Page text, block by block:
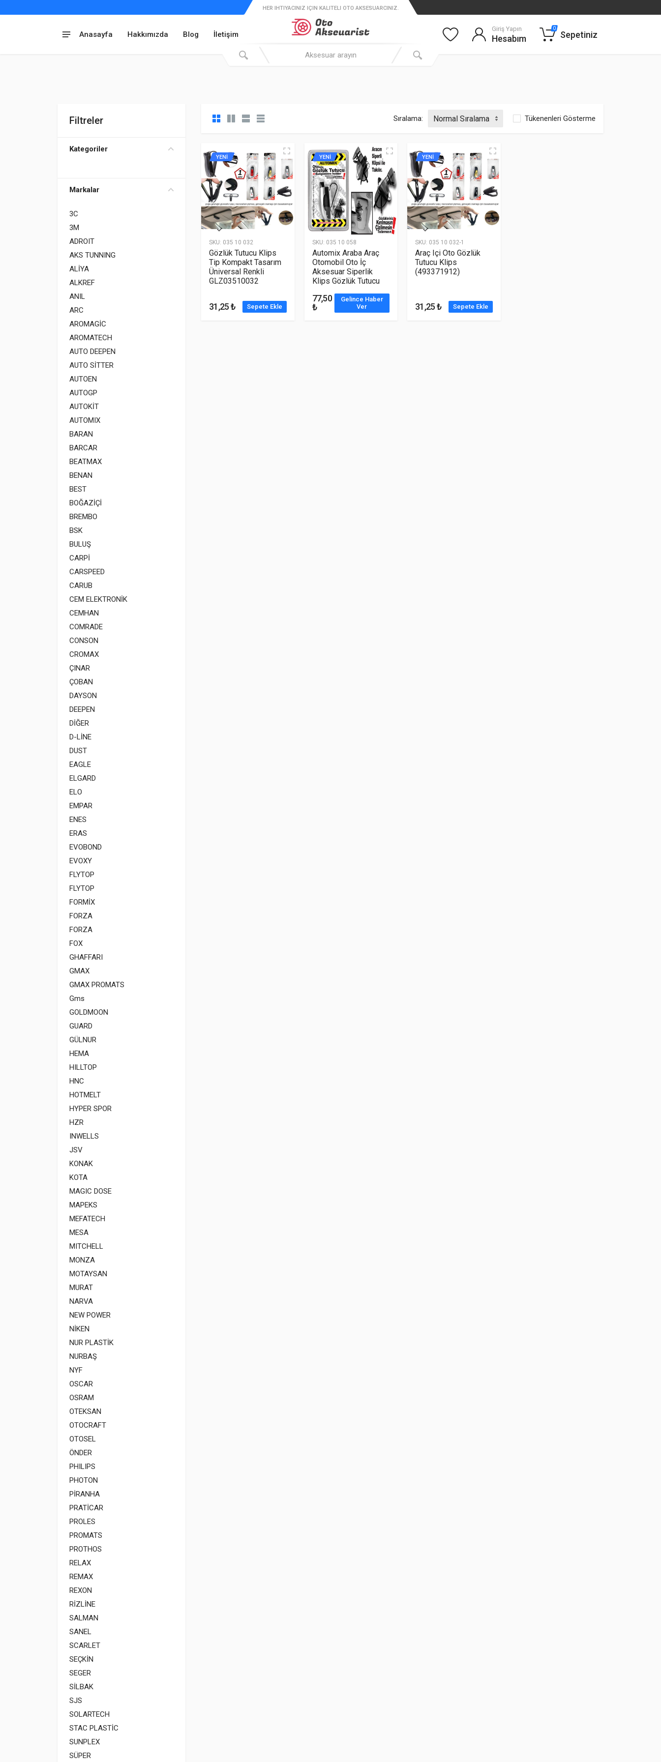
Anasayfa Hakkımızda Blog İletişim
HER IHTIYACINIZ IÇIN KALITELI OTO AKSESUARCINIZ.
Giriş Yapın
Hesabım
0
Sepetiniz
Filtreler
Kategoriler
Markalar
3C
3M
ADROIT
AKS TUNNING
ALİYA
ALKREF
ANIL
ARC
AROMAGİC
AROMATECH
AUTO DEEPEN
AUTO SİTTER
AUTOEN
AUTOGP
AUTOKİT
AUTOMIX
BARAN
BARCAR
BEATMAX
BENAN
BEST
BOĞAZİÇİ
BREMBO
BSK
BULUŞ
CARPİ
CARSPEED
CARUB
CEM ELEKTRONİK
CEMHAN
COMRADE
CONSON
CROMAX
ÇINAR
ÇOBAN
DAYSON
DEEPEN
DİĞER
D-LİNE
DUST
EAGLE
ELGARD
ELO
EMPAR
ENES
ERAS
EVOBOND
EVOXY
FLYTOP
FLYTOP
FORMİX
FORZA
FORZA
FOX
GHAFFARI
GMAX
GMAX PROMATS
Gms
GOLDMOON
GUARD
GÜLNUR
HEMA
HILLTOP
HNC
HOTMELT
HYPER SPOR
HZR
INWELLS
JSV
KONAK
KOTA
MAGIC DOSE
MAPEKS
MEFATECH
MESA
MITCHELL
MONZA
MOTAYSAN
MURAT
NARVA
NEW POWER
NİKEN
NUR PLASTİK
NURBAŞ
NYF
OSCAR
OSRAM
OTEKSAN
OTOCRAFT
OTOSEL
ÖNDER
PHILIPS
PHOTON
PİRANHA
PRATİCAR
PROLES
PROMATS
PROTHOS
RELAX
REMAX
REXON
RİZLİNE
SALMAN
SANEL
SCARLET
SEÇKİN
SEGER
SİLBAK
SJS
SOLARTECH
STAC PLASTİC
SUNPLEX
SÜPER
Sıralama: Tükenenleri Gösterme
SKU: 035 10 032
YENİ
Gözlük Tutucu Klips
Tip Kompakt Tasarım
Üniversal Renkli
GLZ03510032
31,25 ₺ Sepete Ekle
SKU: 035 10 058
YENİ
Automix Araba Araç
Otomobil Oto İç
Aksesuar Siperlik
Klips Gözlük Tutucu
77,50
₺
Gelince Haber
Ver
SKU: 035 10 032-1
YENİ
Araç Içi Oto Gözlük
Tutucu Klips
(493371912)
31,25 ₺ Sepete Ekle